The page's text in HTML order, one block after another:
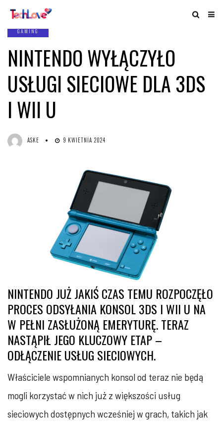
GAMING
NINTENDO WYŁĄCZYŁO
USŁUGI SIECIOWE DLA 3DS
I WII U
ASKE 9 KWIETNIA 2024
NINTENDO JUŻ JAKIŚ CZAS TEMU ROZPOCZĘŁO
PROCES ODSYŁANIA KONSOL 3DS I WII U NA
W PEŁNI ZASŁUŻONĄ EMERYTURĘ. TERAZ
NASTĄPIŁ JEGO KLUCZOWY ETAP –
ODŁĄCZENIE USŁUG SIECIOWYCH.
Właściciele wspomnianych konsol od teraz nie będą
mogli korzystać w nich już z większości usług
sieciowych dostępnych wcześniej w grach, takich jak